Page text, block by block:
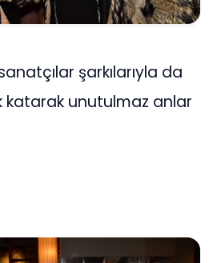
şarkılarıyla da
katarak unutulmaz anlar